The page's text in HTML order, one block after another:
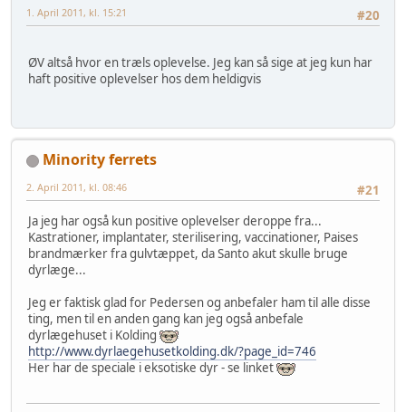
#20
1. April 2011, kl. 15:21
ØV altså hvor en træls oplevelse. Jeg kan så sige at jeg kun har
haft positive oplevelser hos dem heldigvis
Minority ferrets
#21
2. April 2011, kl. 08:46
Ja jeg har også kun positive oplevelser deroppe fra...
Kastrationer, implantater, sterilisering, vaccinationer, Paises
brandmærker fra gulvtæppet, da Santo akut skulle bruge
dyrlæge...
Jeg er faktisk glad for Pedersen og anbefaler ham til alle disse
ting, men til en anden gang kan jeg også anbefale
dyrlægehuset i Kolding
http://www.dyrlaegehusetkolding.dk/?page_id=746
Her har de speciale i eksotiske dyr - se linket